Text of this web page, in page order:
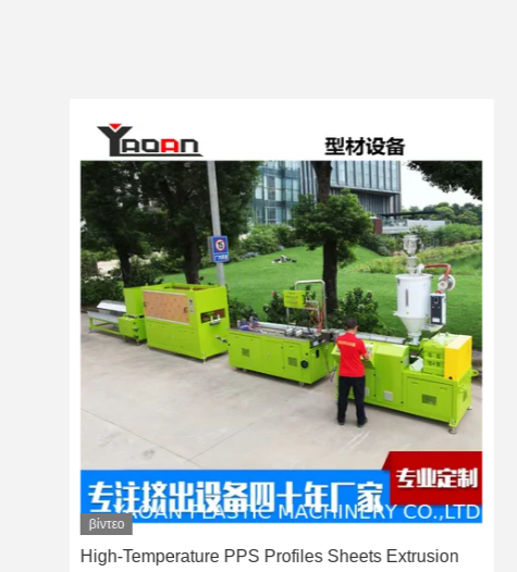
βίντεο
High-Temperature PPS Profiles Sheets Extrusion